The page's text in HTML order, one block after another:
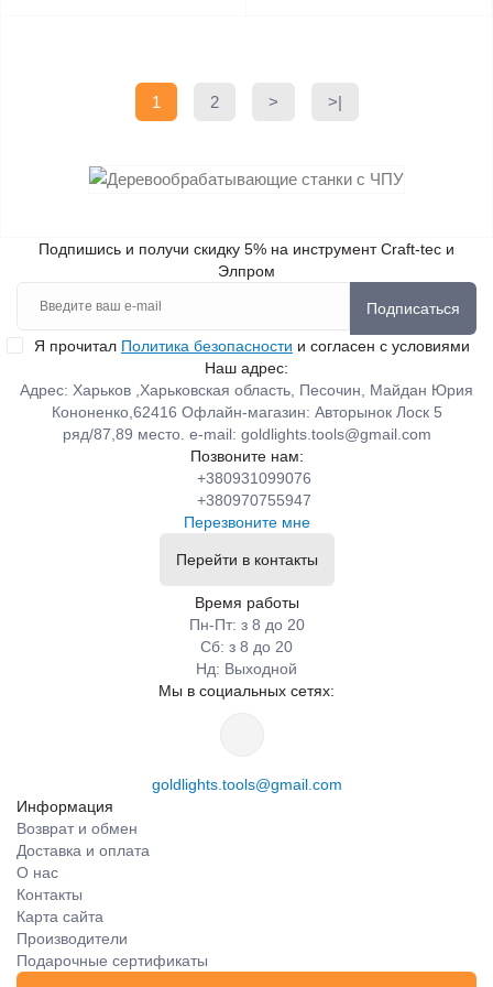
1 2 > >|
Подпишись и получи скидку 5% на инструмент Craft-tec и
Элпром
Подписаться
Я прочитал Политика безопасности и согласен с условиями
Наш адрес:
Адрес: Харьков ,Харьковская область, Песочин, Майдан Юрия
Кононенко,62416 Офлайн-магазин: Авторынок Лоск 5
ряд/87,89 место. e-mail: goldlights.tools@gmail.com
Позвоните нам:
+380931099076
+380970755947
Перезвоните мне
Перейти в контакты
Время работы
Пн-Пт: з 8 до 20
Сб: з 8 до 20
Нд: Выходной
Мы в социальных сетях:
goldlights.tools@gmail.com
Информация
Возврат и обмен
Доставка и оплата
О нас
Контакты
Карта сайта
Производители
Подарочные сертификаты